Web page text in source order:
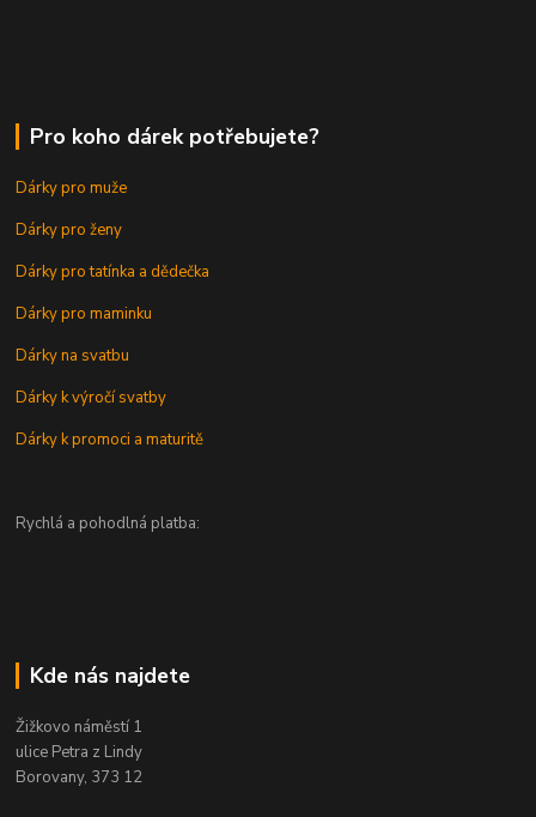
Pro koho dárek potřebujete?
Dárky pro muže
Dárky pro ženy
Dárky pro tatínka a dědečka
Dárky pro maminku
Dárky na svatbu
Dárky k výročí svatby
Dárky k promoci a maturitě
Rychlá a pohodlná platba:
Kde nás najdete
Žižkovo náměstí 1
ulice Petra z Lindy
Borovany, 373 12